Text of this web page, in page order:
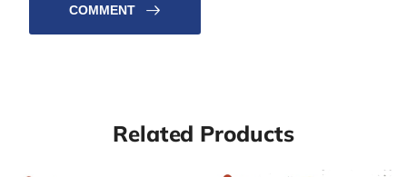
COMMENT
Related Products